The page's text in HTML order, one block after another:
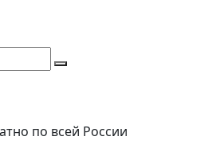
по всей России